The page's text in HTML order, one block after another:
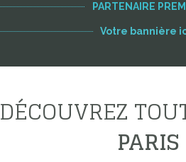
PARTENAIRE
Votre bannière
DÉCOUVREZ
PARIS